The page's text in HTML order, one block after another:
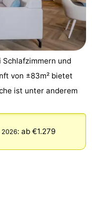
und
von ±83m² bietet
ist unter anderem
2026: ab €1.279